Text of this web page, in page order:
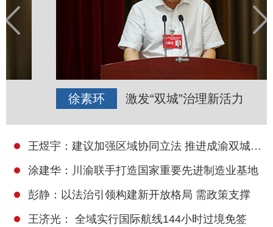
激发“双城”治理新活力
王煜宇：建议加强区域协同立法 推进成渝双城经济圈建设
涂建华：川渝联手打造国家重要先进制造业基地
彭静：以法治引领构建新开放格局 需政策支撑
王济光： 全域实行国际航线144小时过境免签